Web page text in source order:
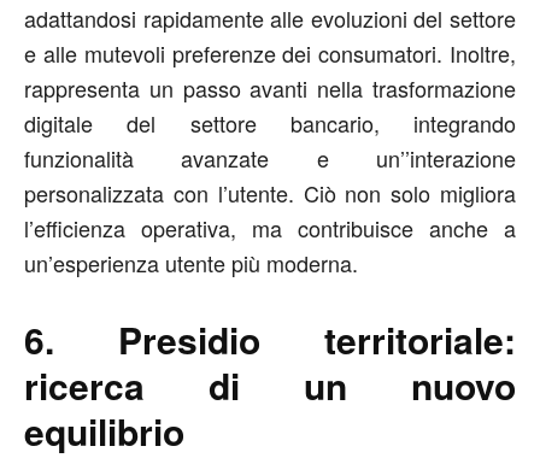
adattandosi rapidamente alle evoluzioni del settore
e alle mutevoli preferenze dei consumatori. Inoltre,
rappresenta un passo avanti nella trasformazione
digitale del settore bancario, integrando
funzionalità avanzate e un’’interazione
personalizzata con l’utente. Ciò non solo migliora
l’efficienza operativa, ma contribuisce anche a
un’esperienza utente più moderna.
6. Presidio territoriale:
ricerca di un nuovo
equilibrio